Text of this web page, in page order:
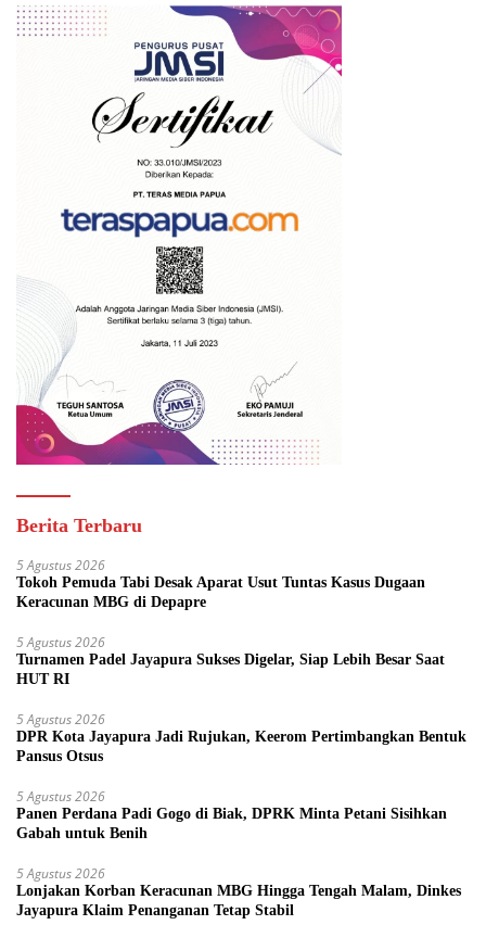
Berita Terbaru
5 Agustus 2026
Tokoh Pemuda Tabi Desak Aparat Usut Tuntas Kasus Dugaan
Keracunan MBG di Depapre
5 Agustus 2026
Turnamen Padel Jayapura Sukses Digelar, Siap Lebih Besar Saat
HUT RI
5 Agustus 2026
DPR Kota Jayapura Jadi Rujukan, Keerom Pertimbangkan Bentuk
Pansus Otsus
5 Agustus 2026
Panen Perdana Padi Gogo di Biak, DPRK Minta Petani Sisihkan
Gabah untuk Benih
5 Agustus 2026
Lonjakan Korban Keracunan MBG Hingga Tengah Malam, Dinkes
Jayapura Klaim Penanganan Tetap Stabil